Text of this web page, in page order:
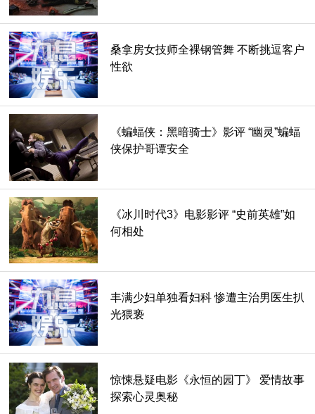
我之前在评论中提到过3d眼镜。是的，这部电影在“选定的影
院”有3d版本。选择那些要避免的剧院。除了少数几个例外(比
如真正的IMAX放映过程)，3-D对我来说仍然没什么吸引力
——它让我分心，让我失望，而且通常情况下，它提供的画面
并不光彩。我想把你的故事设置在地球内部是一种解释为什么
它总是需要更多光照的方法。
当时，这部电影在大多数影院都是2d放映的，我真希望我也
能看到这部电影。既然我对这类电影有某种偏爱，我可能会更
喜欢它。它看起来会更明亮、更清晰，照片也不会充斥着跳跃
和咬牙切齿的场面。然后我就可以欣赏那些勇敢的演员们的作
品了，他们在这部电影中做了很多正确的事情，其中最英雄的
是面无表情。
桑拿房女技师全裸钢管舞 不断挑逗客户
性欲
《蝙蝠侠：黑暗骑士》影评 “幽灵”蝙蝠
侠保护哥谭安全
《冰川时代3》电影影评 “史前英雄”如
何相处
丰满少妇单独看妇科 惨遭主治男医生扒
光猥亵
惊悚悬疑电影《永恒的园丁》 爱情故事
探索心灵奥秘